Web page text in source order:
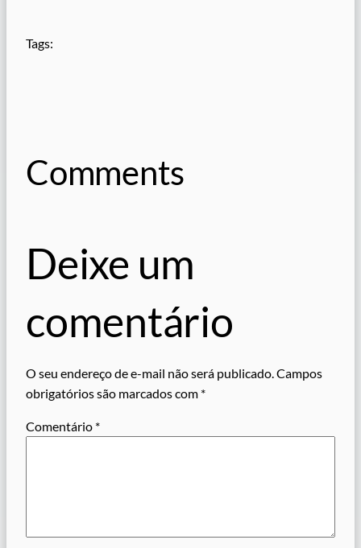
Tags:
Comments
Deixe um
comentário
O seu endereço de e-mail não será publicado.Campos
obrigatórios são marcados com *
Comentário *